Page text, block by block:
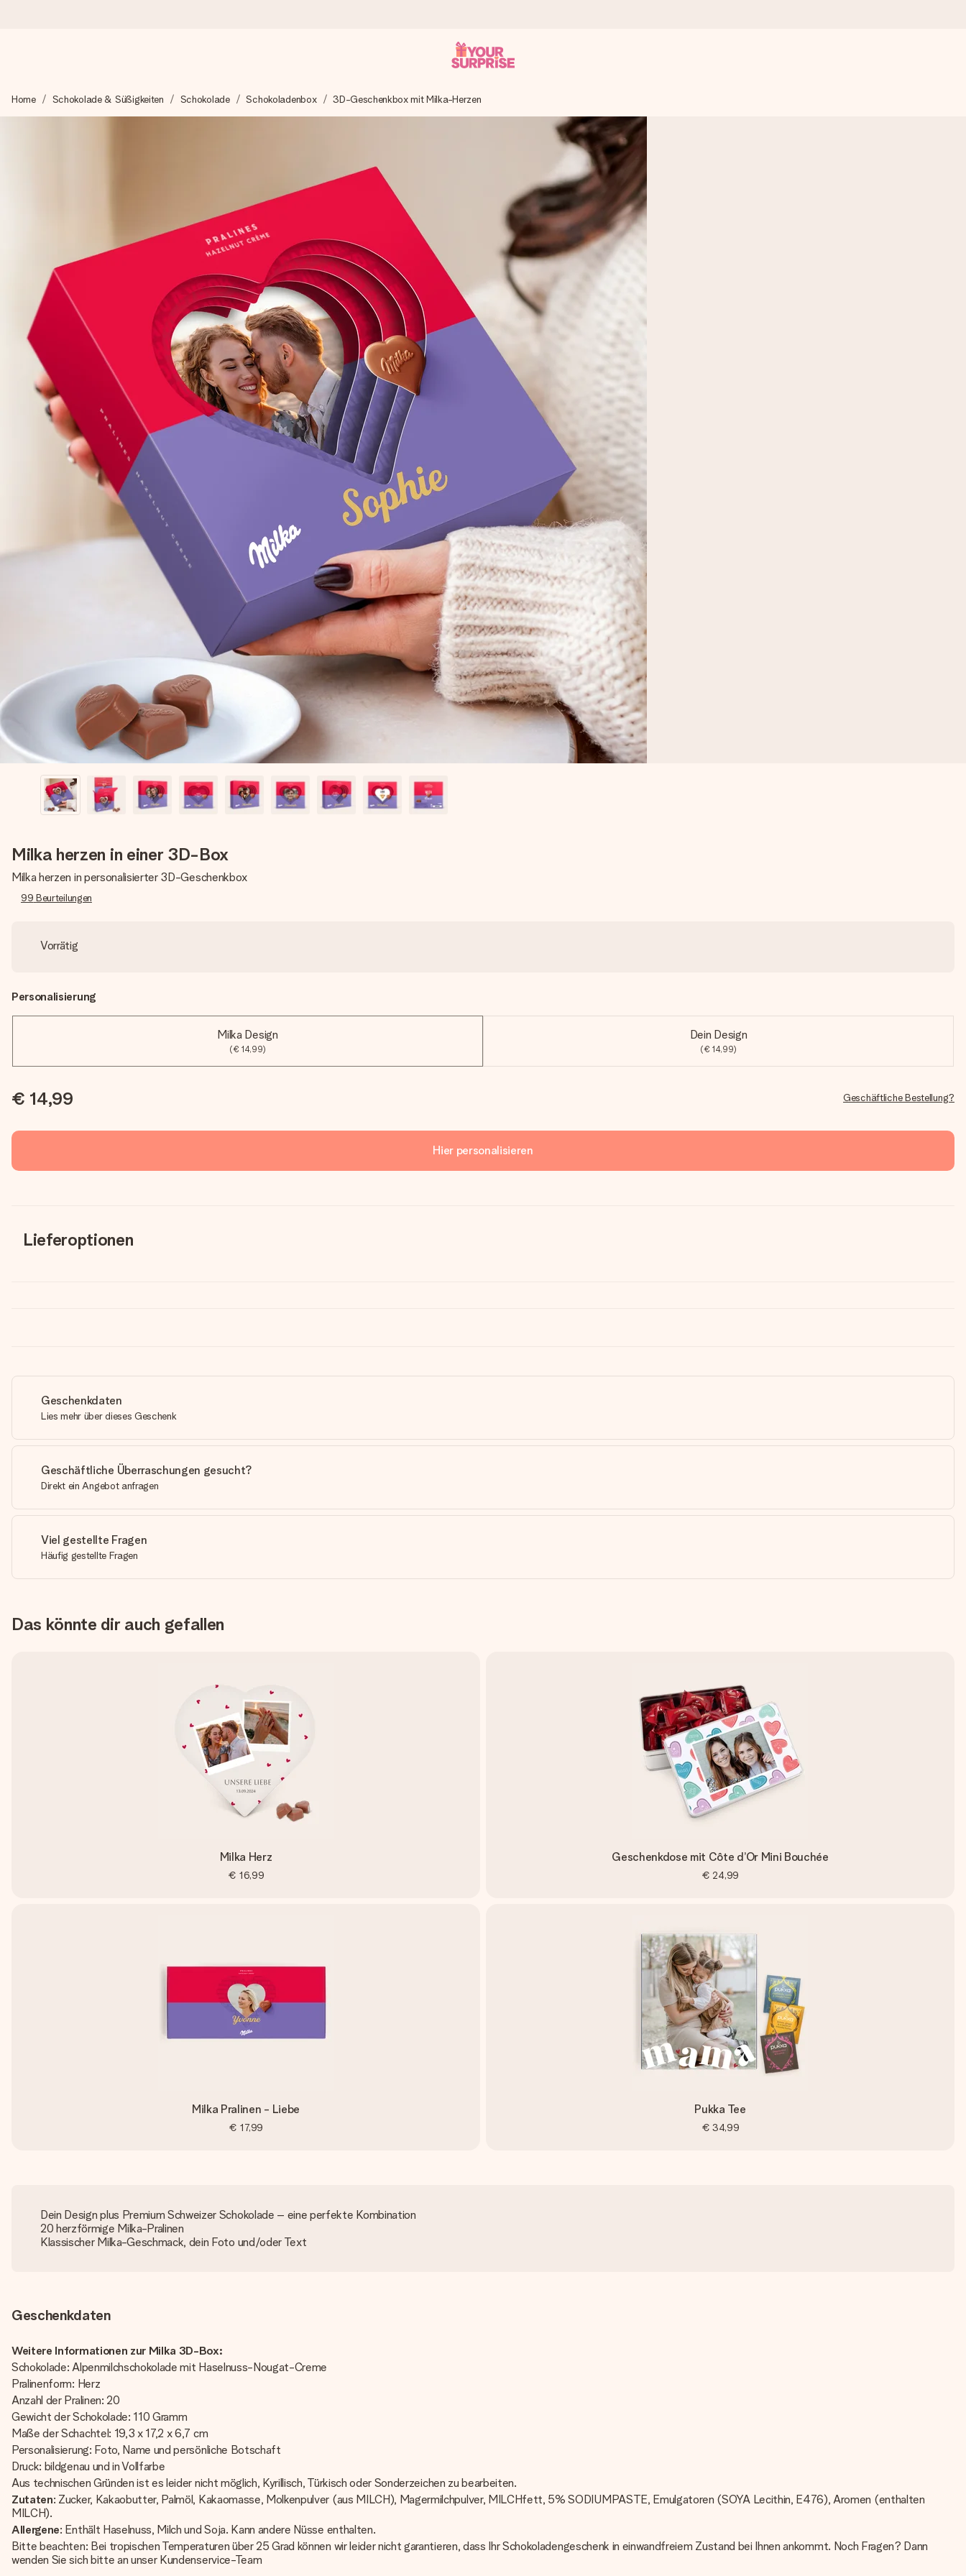
Wir bereiten dein Geschenk sorgfältig vor und schicken es blitzschnell – damit du es genau zum richtigen Zeitpunkt überreichen kannst, wenn es am meisten zählt.
Unsere Geschenke begeistern. Kunden bewerten uns mit 4,8 bei Google Reviews (Gesamtergebnis aller Länder, in die wir versenden).
Mit Liebe gemacht, im Handumdrehen
Erstelle etwas Einzigartiges in wenigen Schritten – mit ihrem Namen, deinem Foto oder einer Nachricht von Herzen. Kein Stress, nur pure Liebe für den perfekten Moment.
Home Schokolade & Süßigkeiten Schokolade Schokoladenbox 3D-Geschenkbox mit Milka-Herzen
Milka herzen in einer 3D-Box
Milka herzen in personalisierter 3D-Geschenkbox
99 Beurteilungen
Vorrätig
Personalisierung
Milka Design
(€ 14,99)
Dein Design
(€ 14,99)
€ 14,99 Geschäftliche Bestellung?
Hier personalisieren
Lieferoptionen
Geschenkdaten
Lies mehr über dieses Geschenk
Geschäftliche Überraschungen gesucht?
Direkt ein Angebot anfragen
Viel gestellte Fragen
Häufig gestellte Fragen
Das könnte dir auch gefallen
Milka Herz
€ 16,99
Geschenkdose mit Côte d’Or Mini Bouchée
€ 24,99
Milka Pralinen - Liebe
€ 17,99
Pukka Tee
€ 34,99
Dein Design plus Premium Schweizer Schokolade – eine perfekte Kombination
20 herzförmige Milka-Pralinen
Klassischer Milka-Geschmack, dein Foto und/oder Text
Geschenkdaten
Weitere Informationen zur Milka 3D-Box:
Schokolade: Alpenmilchschokolade mit Haselnuss-Nougat-Creme
Pralinenform: Herz
Anzahl der Pralinen: 20
Gewicht der Schokolade: 110 Gramm
Maße der Schachtel: 19,3 x 17,2 x 6,7 cm
Personalisierung: Foto, Name und persönliche Botschaft
Druck: bildgenau und in Vollfarbe
Aus technischen Gründen ist es leider nicht möglich, Kyrillisch, Türkisch oder Sonderzeichen zu bearbeiten.
Zutaten: Zucker, Kakaobutter, Palmöl, Kakaomasse, Molkenpulver (aus MILCH), Magermilchpulver, MILCHfett, 5% SODIUMPASTE, Emulgatoren (SOYA Lecithin, E476), Aromen (enthalten
MILCH).
Allergene: Enthält Haselnuss, Milch und Soja. Kann andere Nüsse enthalten.
Bitte beachten: Bei tropischen Temperaturen über 25 Grad können wir leider nicht garantieren, dass Ihr Schokoladengeschenk in einwandfreiem Zustand bei Ihnen ankommt. Noch Fragen? Dann
wenden Sie sich bitte an unser Kundenservice-Team